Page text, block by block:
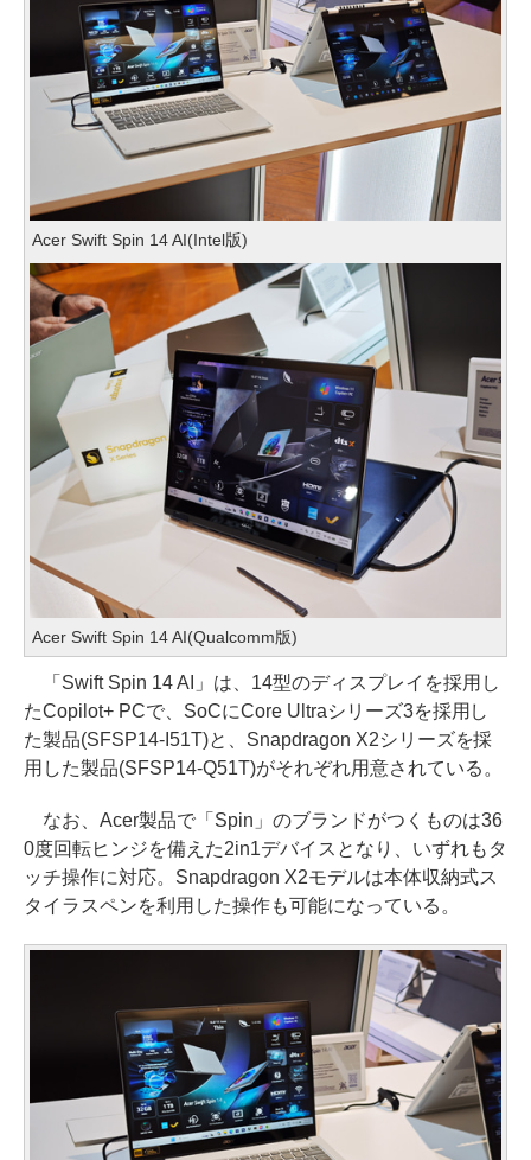
Acer Swift Spin 14 AI(Intel版)
Acer Swift Spin 14 AI(Qualcomm版)
「Swift Spin 14 AI」は、14型のディスプレイを採用し
たCopilot+ PCで、SoCにCore Ultraシリーズ3を採用し
た製品(SFSP14-I51T)と、Snapdragon X2シリーズを採
用した製品(SFSP14-Q51T)がそれぞれ用意されている。
なお、Acer製品で「Spin」のブランドがつくものは36
0度回転ヒンジを備えた2in1デバイスとなり、いずれもタ
ッチ操作に対応。Snapdragon X2モデルは本体収納式ス
タイラスペンを利用した操作も可能になっている。